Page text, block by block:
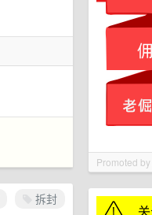
Promoted by
拆封